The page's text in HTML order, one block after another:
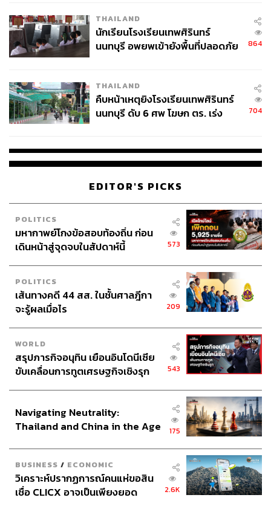
THAILAND
นักเรียนโรงเรียนเทพศิรินทร์
นนทบุรี อพยพเข้ายังพื้นที่ปลอดภัย
864
THAILAND
คืบหน้าเหตุยิงโรงเรียนเทพศิรินทร์
นนทบุรี ดับ 6 ศพ โฆษก ตร. เร่ง
704
EDITOR'S PICKS
POLITICS
มหากาพย์โกงข้อสอบท้องถิ่น ก่อน
เดินหน้าสู่จุดจบในสัปดาห์นี้
573
POLITICS
เส้นทางคดี 44 สส. ในชั้นศาลฎีกา
จะรู้ผลเมื่อไร
209
WORLD
สรุปภารกิจอนุทิน เยือนอินโดนีเซีย
ขับเคลื่อนการทูตเศรษฐกิจเชิงรุก
543
Navigating Neutrality:
Thailand and China in the Age
175
BUSINESS / ECONOMIC
วิเคราะห์ปรากฏการณ์คนแห่ขอสิน
เชื่อ CLICX อาจเป็นเพียงยอด
2.6K